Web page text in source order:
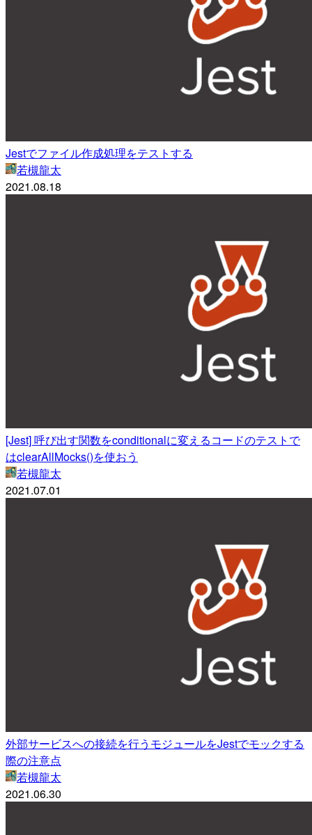
Jestでファイル作成処理をテストする
若槻龍太
2021.08.18
[Jest] 呼び出す関数をconditionalに変えるコードのテストで
はclearAllMocks()を使おう
若槻龍太
2021.07.01
外部サービスへの接続を行うモジュールをJestでモックする
際の注意点
若槻龍太
2021.06.30